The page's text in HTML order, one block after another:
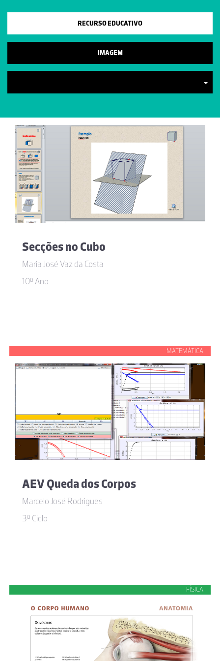
RECURSO EDUCATIVO
IMAGEM
Secções no Cubo
Maria José Vaz da Costa
10º Ano
MATEMÁTICA
AEV Queda dos Corpos
Marcelo José Rodrigues
3º Ciclo
FÍSICA